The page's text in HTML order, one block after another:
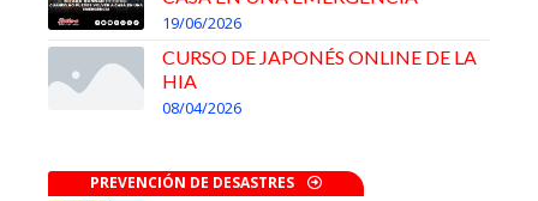
19/06/2026
CURSO DE JAPONÉS ONLINE DE LA
HIA
08/04/2026
PREVENCIÓN DE DESASTRES